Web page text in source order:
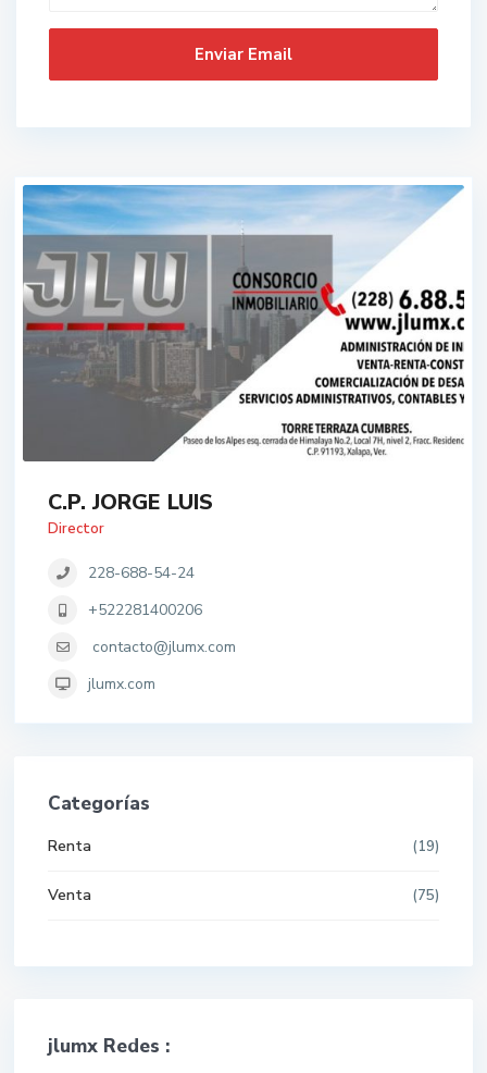
C.P. JORGE LUIS
Director
228-688-54-24
+522281400206
contacto@jlumx.com
jlumx.com
Categorías
Renta (19)
Venta (75)
jlumx Redes :